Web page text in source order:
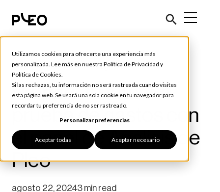
Utilizamos cookies para ofrecerte una experiencia más
personalizada. Lee más en nuestra Política de Privacidad y
Política de Cookies.
Si las rechazas, tu información no será rastreada cuando visites
esta página web. Se usará una sola cookie en tu navegador para
recordar tu preferencia de no ser rastreado.
Personalizar preferencias
Aceptar todas Aceptar necesario
Consejos y Herramientas
Prepara tu futuro a
prueba de gastos con
el panel de Análisis de
Pleo
agosto 22, 20243 min read